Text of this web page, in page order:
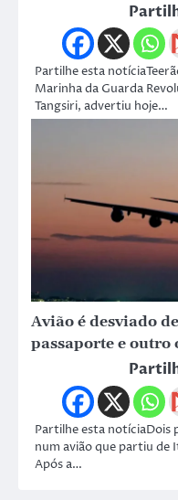
Partilhe esta
Marinha da Guarda
Tangsiri, advertiu hoje…
Avião é desviado
passaporte e outro
Partilhe esta notíciaDois
num avião que partiu de
Após a…